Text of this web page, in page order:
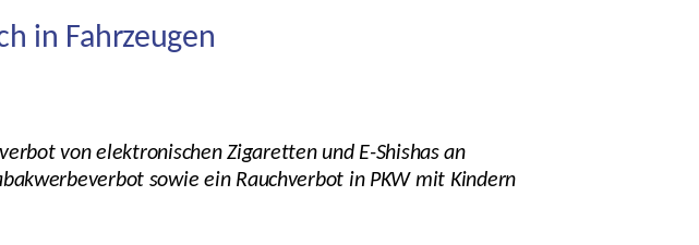
in Fahrzeugen
von elektronischen Zigaretten und E-Shishas an
sowie ein Rauchverbot in PKW mit Kindern